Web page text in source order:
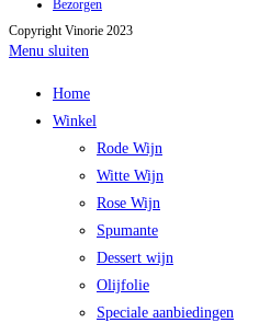
Bezorgen
Copyright Vinorie 2023
Menu sluiten
Home
Winkel
Rode Wijn
Witte Wijn
Rose Wijn
Spumante
Dessert wijn
Olijfolie
Speciale aanbiedingen